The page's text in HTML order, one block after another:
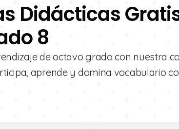
Didácticas
8
de octavo grado con nuestra
aprende y domina vocabulario